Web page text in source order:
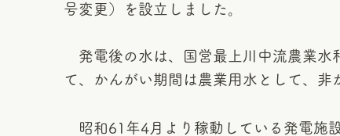
号変更）を設立しました。
発電後の水は、国営最上川中流農業水
て、かんがい期間は農業用水として、非
昭和61年4月より稼動している発電施